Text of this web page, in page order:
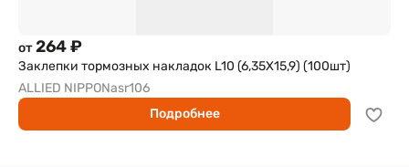
от264 ₽
Заклепки тормозных накладок L10 (6,35X15,9) (100шт)
ALLIED NIPPONasr106
Подробнее